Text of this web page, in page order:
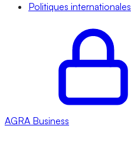
Politiques internationales
AGRA Business